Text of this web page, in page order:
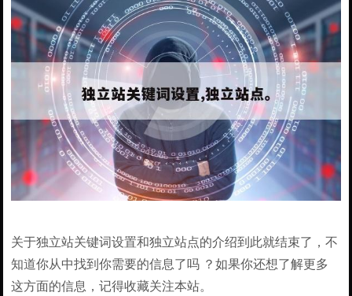
关于独立站关键词设置和独立站点的介绍到此就结束了，不
知道你从中找到你需要的信息了吗 ？如果你还想了解更多
这方面的信息，记得收藏关注本站。